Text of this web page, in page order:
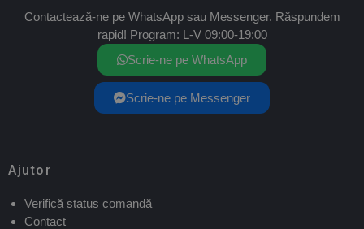
Contactează-ne pe WhatsApp sau Messenger. Răspundem
rapid! Program: L-V 09:00-19:00
Scrie-ne pe WhatsApp
Scrie-ne pe Messenger
Ajutor
Verifică status comandă
Contact